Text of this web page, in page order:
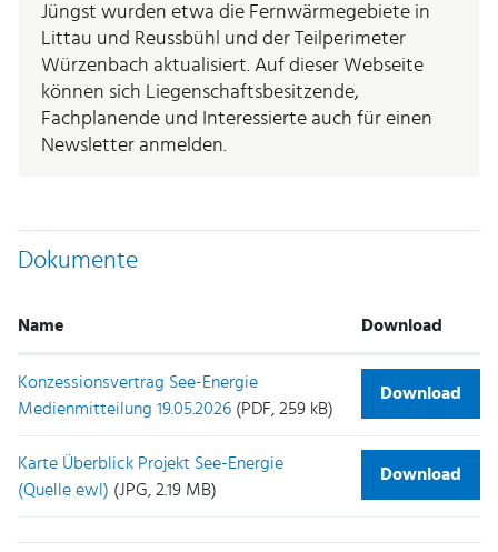
Jüngst wurden etwa die Fernwärmegebiete in
Littau und Reussbühl und der Teilperimeter
Würzenbach aktualisiert. Auf dieser Webseite
können sich Liegenschaftsbesitzende,
Fachplanende und Interessierte auch für einen
Newsletter anmelden.
Dokumente
Name Download
Konzessionsvertrag See-Energie
Medienmitteilung 19.05.2026 (PDF, 259 kB)
Download
Karte Überblick Projekt See-Energie
(Quelle ewl) (JPG, 2.19 MB)
Download